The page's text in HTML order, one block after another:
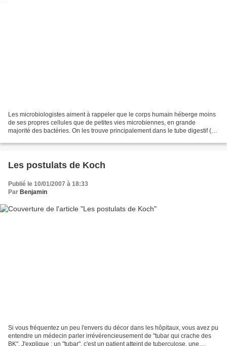
Les microbiologistes aiment à rappeler que le corps humain héberge moins
de ses propres cellules que de petites vies microbiennes, en grande
majorité des bactéries. On les trouve principalement dans le tube digestif (un
Les postulats de Koch
Publié le 10/01/2007 à 18:33
Par Benjamin
Si vous fréquentez un peu l'envers du décor dans les hôpitaux, vous avez pu
entendre un médecin parler irrévérencieusement de "tubar qui crache des
BK". J'explique : un "tubar", c'est un patient atteint de tuberculose, une